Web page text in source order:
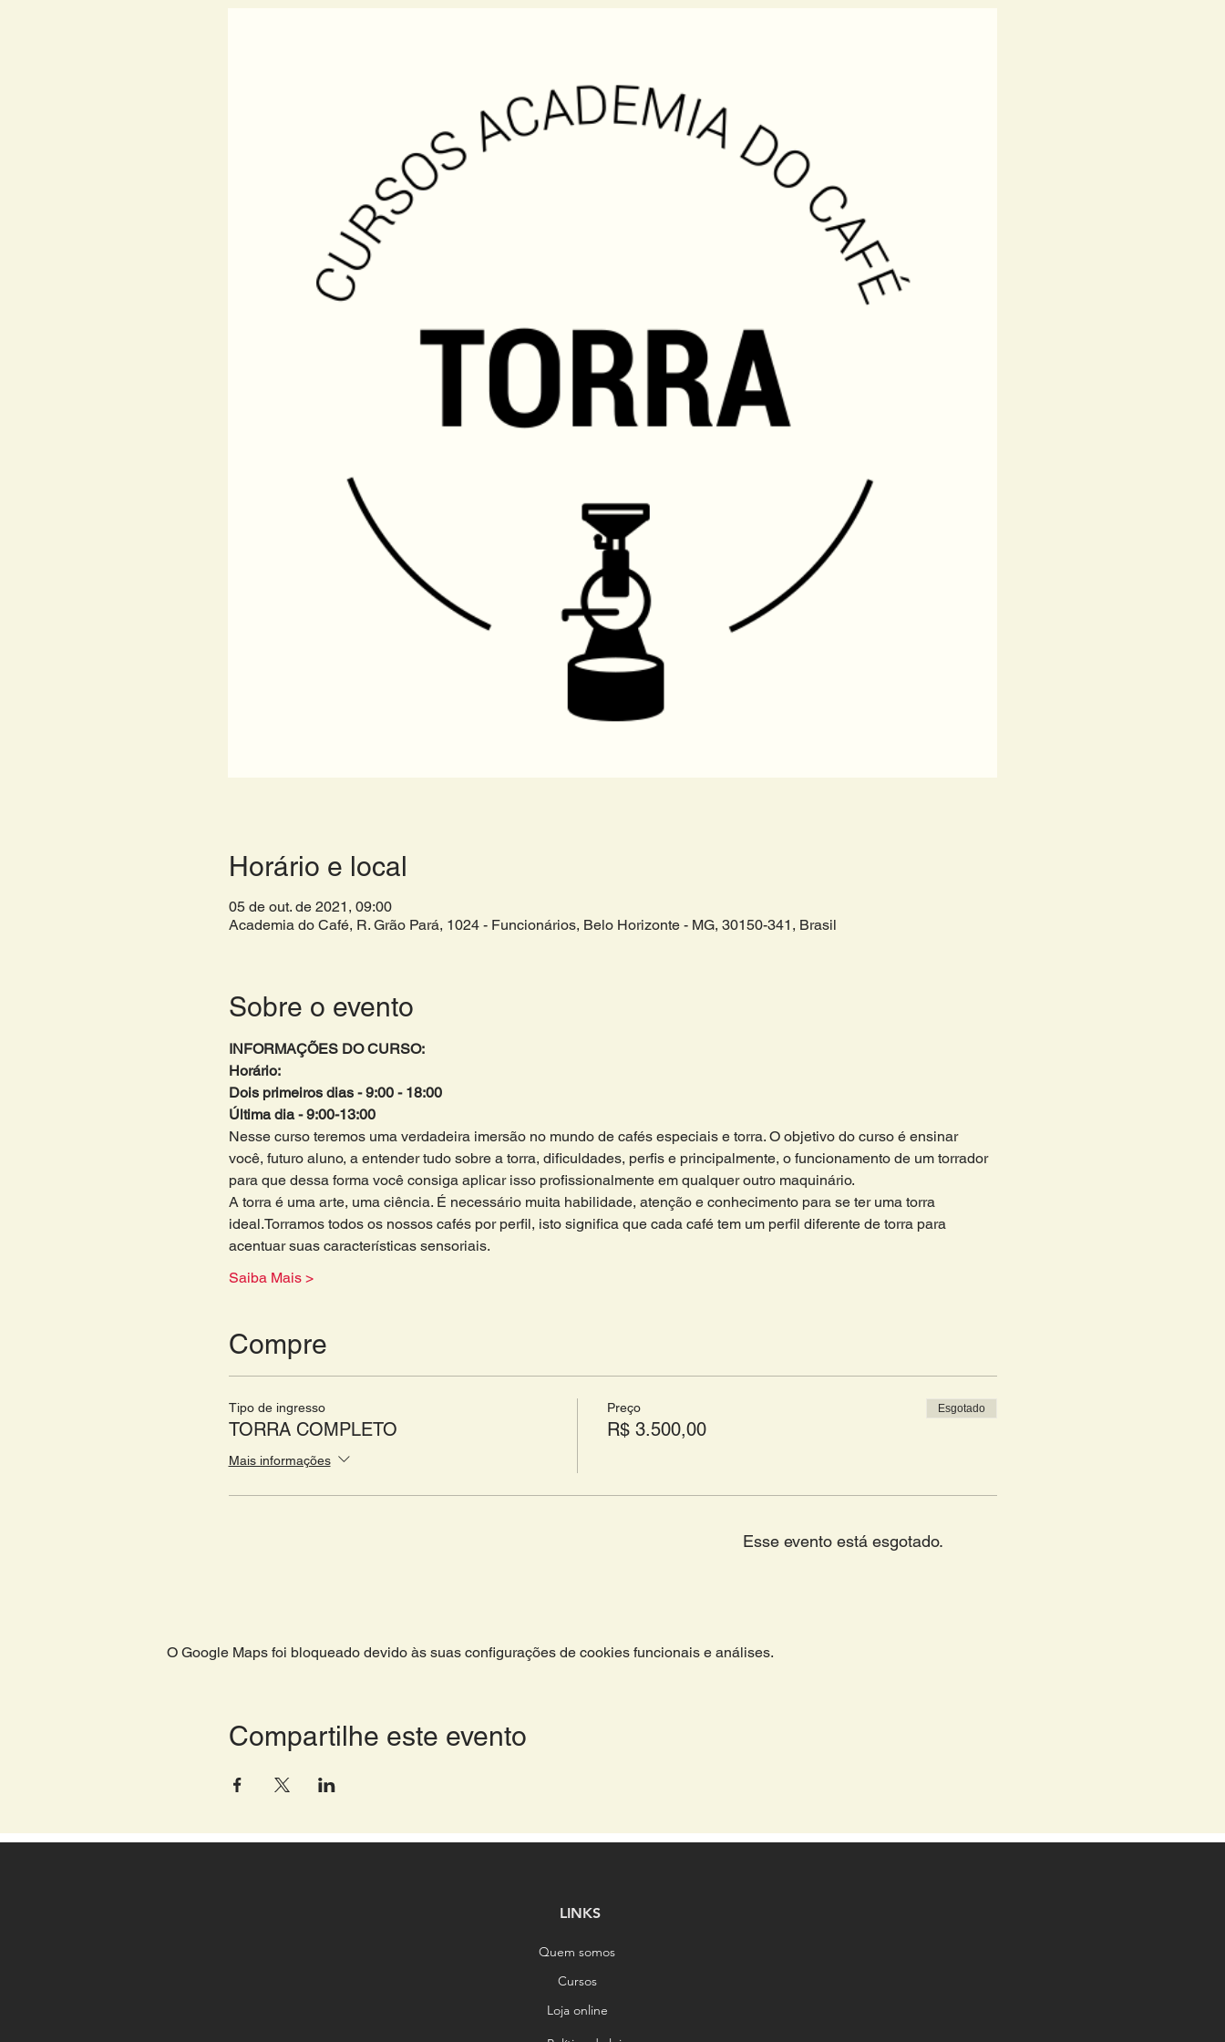
Horário e local
05 de out. de 2021, 09:00
Academia do Café, R. Grão Pará, 1024 - Funcionários, Belo Horizonte - MG, 30150-341, Brasil
Sobre o evento
INFORMAÇÕES DO CURSO:
Horário:
Dois primeiros dias - 9:00 - 18:00
Última dia - 9:00-13:00
Nesse curso teremos uma verdadeira imersão no mundo de cafés especiais e torra. O objetivo do curso é ensinar
você, futuro aluno, a entender tudo sobre a torra, dificuldades, perfis e principalmente, o funcionamento de um torrador
para que dessa forma você consiga aplicar isso profissionalmente em qualquer outro maquinário.
A torra é uma arte, uma ciência. É necessário muita habilidade, atenção e conhecimento para se ter uma torra
ideal.Torramos todos os nossos cafés por perfil, isto significa que cada café tem um perfil diferente de torra para
acentuar suas características sensoriais.
Saiba Mais >
Compre
Tipo de ingresso
TORRA COMPLETO
Mais informações
Preço
R$ 3.500,00
Esgotado
Esse evento está esgotado.
O Google Maps foi bloqueado devido às suas configurações de cookies funcionais e análises.
Compartilhe este evento
LINKS
Quem somos
Cursos
Loja online